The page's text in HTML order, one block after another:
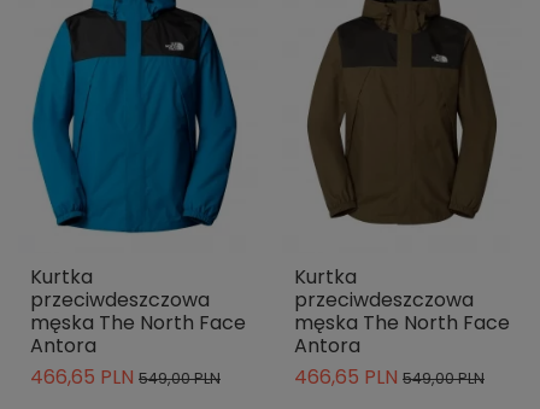
Kurtka
przeciwdeszczowa
męska The North Face
Antora
466,65 PLN 549,00 PLN
Kurtka
przeciwdeszczowa
męska The North Face
Antora
466,65 PLN 549,00 PLN